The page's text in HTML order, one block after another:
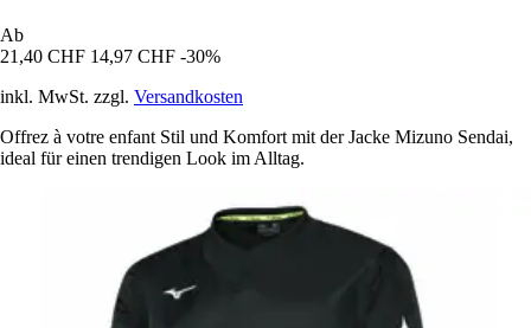
Ab
21,40 CHF 14,97 CHF -30%
inkl. MwSt. zzgl. Versandkosten
Offrez à votre enfant Stil und Komfort mit der Jacke Mizuno Sendai,
ideal für einen trendigen Look im Alltag.